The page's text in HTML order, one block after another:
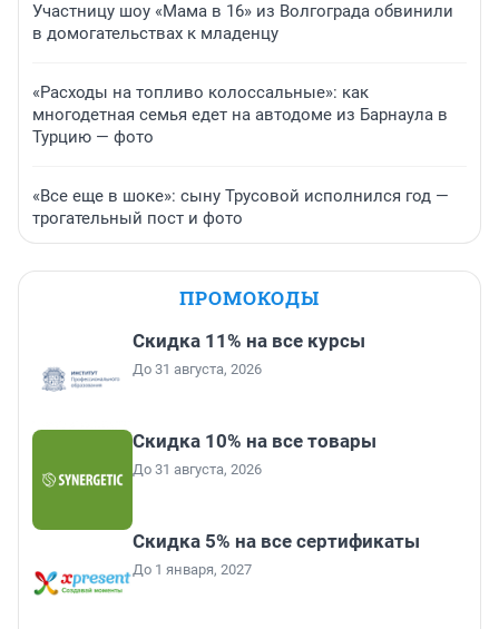
Участницу шоу «Мама в 16» из Волгограда обвинили
в домогательствах к младенцу
«Расходы на топливо колоссальные»: как
многодетная семья едет на автодоме из Барнаула в
Турцию — фото
«Все еще в шоке»: сыну Трусовой исполнился год —
трогательный пост и фото
ПРОМОКОДЫ
Скидка 11% на все курсы
До 31 августа, 2026
Скидка 10% на все товары
До 31 августа, 2026
Скидка 5% на все сертификаты
До 1 января, 2027